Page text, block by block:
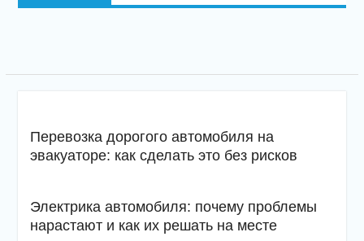
Перевозка дорогого автомобиля на
эвакуаторе: как сделать это без рисков
Электрика автомобиля: почему проблемы
нарастают и как их решать на месте